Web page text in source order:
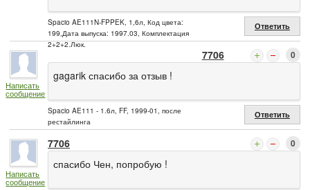
Spacio AE111N-FPPEK, 1,6л, Код цвета:
199,Дата выпуска: 1997.03, Комплектация
2+2+2.Люк.
Ответить
Написать
сообщение
7706 0
gagarik спасибо за отзыв !
Spacio AE111 - 1.6л, FF, 1999-01, после
рестайлинга
Ответить
Написать
сообщение
7706 0
спасибо Чен, попробую !